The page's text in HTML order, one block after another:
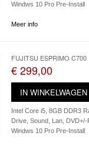
Windws 10 Pro Pre-Install
Meer info
FUJITSU ESPRIMO C700
€ 299,00
IN WINKELWAGEN
Intel Core i5, 8GB DDR3
Drive, Sound, Lan, DVD+/-
Windws 10 Pro Pre-Install